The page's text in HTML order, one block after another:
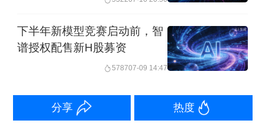
MiniMax 2025年总收入为7904万美元，
年内净亏损为18.72亿美元。
关于回归A股的原因，智谱称，主要为进
新者的地位及提升综合竞争力，同时在A
下半年新模型竞赛启动前，智
谱授权配售新H股募资
578707-09 14:47
分享 热度